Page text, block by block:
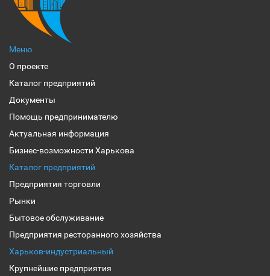
Меню
О проекте
Каталог предприятий
Документы
Помощь предпринимателю
Актуальная информация
Бизнес-возможности Харькова
Каталог предприятий
Предприятия торговли
Рынки
Бытовое обслуживание
Предприятия ресторанного хозяйства
Харьков-индустриальный
Крупнейшие предприятия